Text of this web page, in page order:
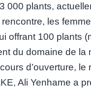
000 plants,
les
offrant 100 plants
du domaine de la
d’ouverture,
Ali Yenhame a